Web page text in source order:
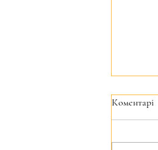
Коментарі